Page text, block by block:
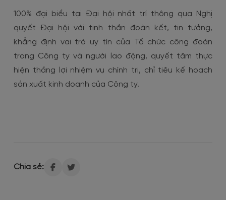
100% đại biểu tại Đại hội nhất trí thông qua Nghị
quyết Đại hội với tinh thần đoàn kết, tin tưởng,
khẳng định vai trò uy tín của Tổ chức công đoàn
trong Công ty và người lao động, quyết tâm thực
hiện thắng lợi nhiệm vụ chính trị, chỉ tiêu kế hoạch
sản xuất kinh doanh của Công ty.
Chia sẻ: